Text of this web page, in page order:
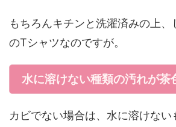
もちろんキチンと洗濯済みの上
のTシャツなのですが。
水に溶けない種類の汚れが茶
カビでない場合は、水に溶けない